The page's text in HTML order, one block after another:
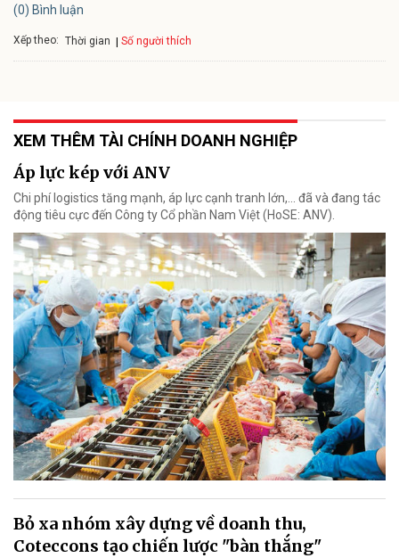
(0) Bình luận
Xếp theo: Thời gian Số người thích
XEM THÊM TÀI CHÍNH DOANH NGHIỆP
Áp lực kép với ANV
Chi phí logistics tăng mạnh, áp lực cạnh tranh lớn,... đã và đang tác
động tiêu cực đến Công ty Cổ phần Nam Việt (HoSE: ANV).
Bỏ xa nhóm xây dựng về doanh thu,
Coteccons tạo chiến lược "bàn thắng"